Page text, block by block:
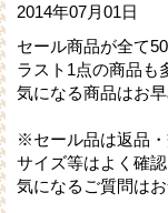
2014年07月01日
セール商品が全て
ラスト1点の商品も
気になる商品はお
※セール品は返品
サイズ等はよく確
気になるご質問はお